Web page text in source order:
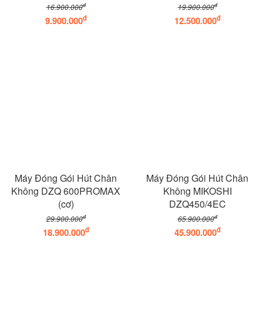
16.900.000đ
9.900.000đ
19.900.000đ
12.500.000đ
Máy Đóng Gói Hút Chân
Không DZQ 600PROMAX
(cơ)
29.900.000đ
18.900.000đ
Máy Đóng Gói Hút Chân
Không MIKOSHI
DZQ450/4EC
65.900.000đ
45.900.000đ